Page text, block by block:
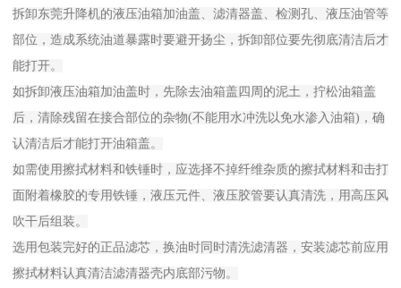
拆卸东莞升降机的液压油箱加油盖、滤清器盖、检测孔、液压油管等
部位，造成系统油道暴露时要避开扬尘，拆卸部位要先彻底清洁后才
能打开。
如拆卸液压油箱加油盖时，先除去油箱盖四周的泥土，拧松油箱盖
后，清除残留在接合部位的杂物(不能用水冲洗以免水渗入油箱)，确
认清洁后才能打开油箱盖。
如需使用擦拭材料和铁锤时，应选择不掉纤维杂质的擦拭材料和击打
面附着橡胶的专用铁锤，液压元件、液压胶管要认真清洗，用高压风
吹干后组装。
选用包装完好的正品滤芯，换油时同时清洗滤清器，安装滤芯前应用
擦拭材料认真清洁滤清器壳内底部污物。